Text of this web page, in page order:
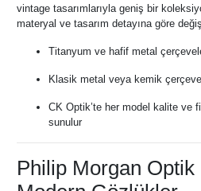
vintage tasarımlarıyla geniş bir
materyal ve tasarım detayına göre
Titanyum ve hafif metal
Klasik metal veya kemik
CK Optik’te her model kalite ve
sunulur
Philip Morgan